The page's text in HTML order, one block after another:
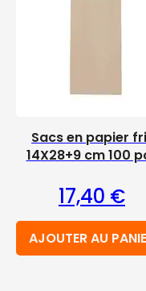
Sacs en papier
14X28+9 cm 100
17,40 €
AJOUTER AU